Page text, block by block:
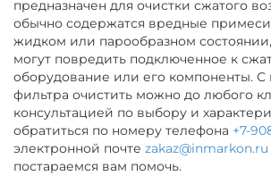
предназначен для очистки сжатого
обычно содержатся вредные
жидком или парообразном
могут повредить подключенное к
оборудование или его компоненты.
фильтра очистить можно до любого
консультацией по выбору и
обратиться по номеру телефона +7-
электронной почтеzakaz@inmarkon.ru
постараемся вам помочь.